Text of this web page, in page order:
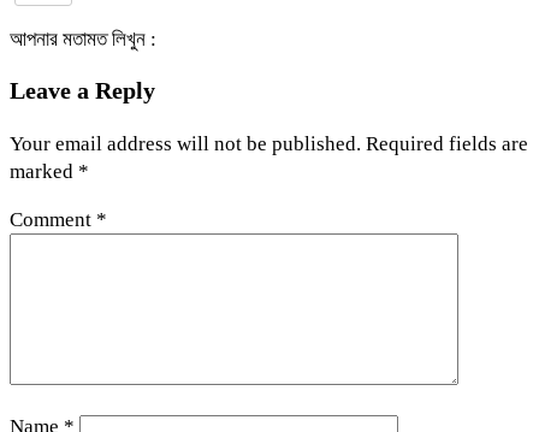
আপনার মতামত লিখুন :
Leave a Reply
Your email address will not be published. Required fields are
marked *
Comment *
Name *